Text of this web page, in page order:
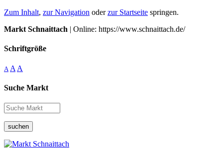
Zum Inhalt, zur Navigation oderzur Startseite springen.
Markt Schnaittach | Online: https://www.schnaittach.de/
Schriftgröße
A A A
Suche Markt
suchen